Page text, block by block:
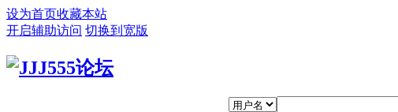
设为首页收藏本站
开启辅助访问 切换到宽版